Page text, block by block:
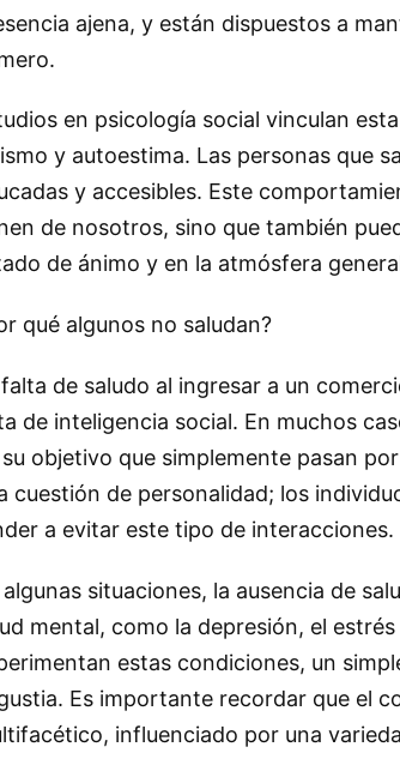
ajena, y están dispuestos a
en psicología social vinculan
y autoestima. Las personas que
y accesibles. Este
de nosotros, sino que también
de ánimo y en la atmósfera
qué algunos no saludan?
de saludo al ingresar a un
de inteligencia social. En muchos
objetivo que simplemente pasan
cuestión de personalidad; los
a evitar este tipo de interacciones.
algunas situaciones, la ausencia de
mental, como la depresión, el
estas condiciones, un
Es importante recordar que el
influenciado por una